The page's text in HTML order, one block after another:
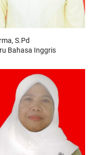
S.Pd
Bahasa Inggris